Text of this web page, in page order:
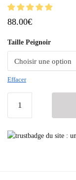
88.00€
Taille Peignoir
Effacer